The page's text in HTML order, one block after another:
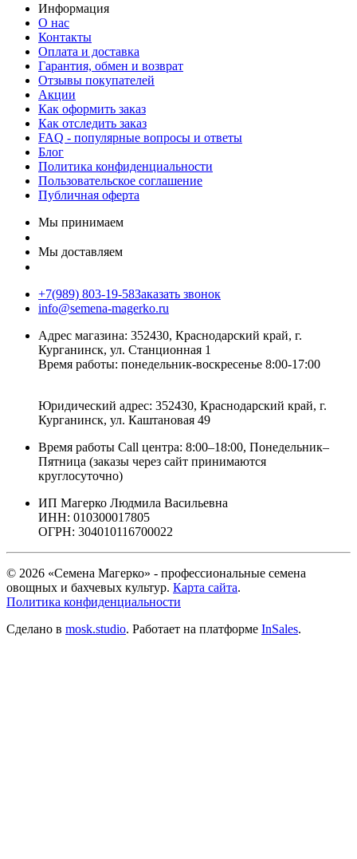
Информация
О нас
Контакты
Оплата и доставка
Гарантия, обмен и возврат
Отзывы покупателей
Акции
Как оформить заказ
Как отследить заказ
FAQ - популярные вопросы и ответы
Блог
Политика конфиденциальности
Пользовательское соглашение
Публичная оферта
Мы принимаем
Мы доставляем
+7(989) 803-19-58Заказать звонок
info@semena-magerko.ru
Адрес магазина: 352430, Краснодарский край, г.
Курганинск, ул. Станционная 1
Время работы: понедельник-воскресенье 8:00-17:00
Юридический адрес: 352430, Краснодарский край, г.
Курганинск, ул. Каштановая 49
Время работы Call центра: 8:00–18:00, Понедельник–
Пятница (заказы через сайт принимаются
круглосуточно)
ИП Магерко Людмила Васильевна
ИНН: 010300017805
ОГРН: 304010116700022
© 2026 «Семена Магерко» - профессиональные семена
овощных и бахчевых культур. Карта сайта.
Политика конфиденциальности
Сделано в mosk.studio. Работает на платформе InSales.